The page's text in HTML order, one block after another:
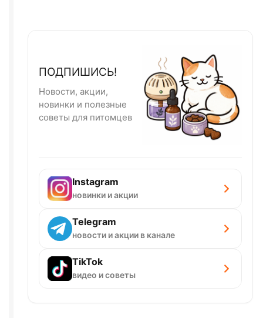
ПОДПИШИСЬ!
Новости, акции,
новинки и полезные
советы для питомцев
Instagram
новинки и акции
Telegram
новости и акции в канале
TikTok
видео и советы